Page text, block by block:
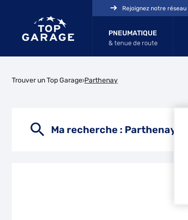
PNEUMATIQUE
& tenue de route
Rejoignez notre réseau
Trouver un Top Garage Parthenay
Ma recherche : Parthenay